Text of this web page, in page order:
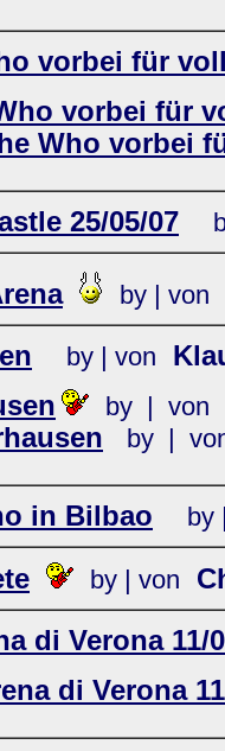
vorbei für
vorbei für
Who vorbei
25/05/07
by | von
by | von
by | von
by |
in Bilbao by
by | von
di Verona 11/
di Verona